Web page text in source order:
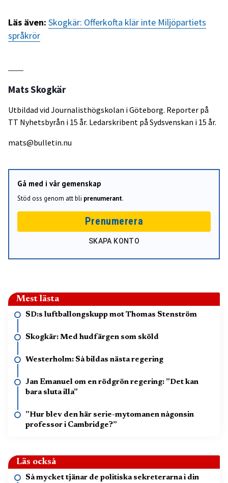
Läs även: Skogkär: Offerkofta klär inte Miljöpartiets
språkrör
Mats Skogkär
Utbildad vid Journalisthögskolan i Göteborg. Reporter på
TT Nyhetsbyrån i 15 år. Ledarskribent på Sydsvenskan i 15 år.
mats@bulletin.nu
Gå med i vår gemenskap
Stöd oss genom att bli prenumerant.
Prenumerera
SKAPA KONTO
Mest lästa
SD:s luftballongskupp mot Thomas Stenström
Skogkär: Med hudfärgen som sköld
Westerholm: Så bildas nästa regering
Jan Emanuel om en rödgrön regering: ”Det kan
bara sluta illa”
”Hur blev den här serie-mytomanen någonsin
professor i Cambridge?”
Läs också
Så mycket tjänar de politiska sekreterarna i din